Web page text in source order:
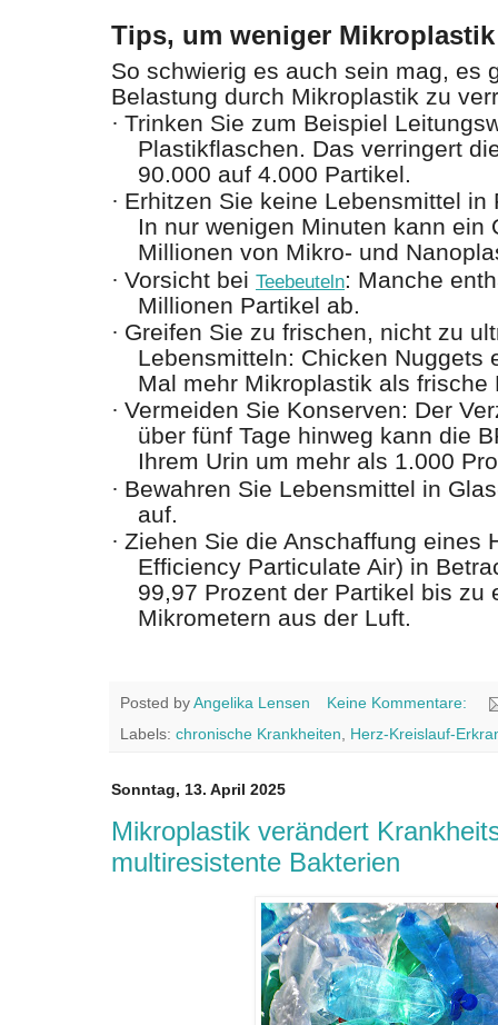
Tips, um weniger
So schwierig es auch sein mag, es
Belastung durch Mikroplastik zu
· Trinken Sie zum Beispiel
Plastikflaschen. Das verringert
90.000 auf 4.000 Partikel.
· Erhitzen Sie keine Lebensmittel
In nur wenigen Minuten kann ein
Millionen von Mikro- und
· Vorsicht bei Teebeuteln: Manche
Millionen Partikel ab.
· Greifen Sie zu frischen, nicht zu
Lebensmitteln: Chicken Nuggets
Mal mehr Mikroplastik als frische
· Vermeiden Sie Konserven: Der
über fünf Tage hinweg kann die
Ihrem Urin um mehr als 1.000
· Bewahren Sie Lebensmittel in
auf.
· Ziehen Sie die Anschaffung eines
Efficiency Particulate Air) in
99,97 Prozent der Partikel bis zu
Mikrometern aus der Luft.
Posted byAngelika Lensen
Keine Kommentare:
Labels: chronische Krankheiten Herz-Kreislauf-
Sonntag, 13. April 2025
Mikroplastik verändert
multiresistente Bakterien